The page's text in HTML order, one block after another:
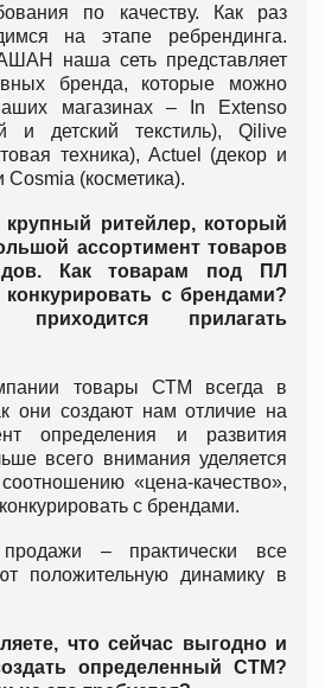
по качеству. Как раз
на этапе ребрендинга.
наша сеть представляет
бренда, которые можно
магазинах – In Extenso
и детский текстиль), Qilive
техника), Actuel (декор и
(косметика).
ритейлер, который
ассортимент товаров
Как товарам под ПЛ
с брендами?
приходится прилагать
товары СТМ всегда в
они создают нам отличие на
определения и развития
всего внимания уделяется
«цена-качество»,
с брендами.
– практически все
положительную динамику в
что сейчас выгодно и
определенный СТМ?